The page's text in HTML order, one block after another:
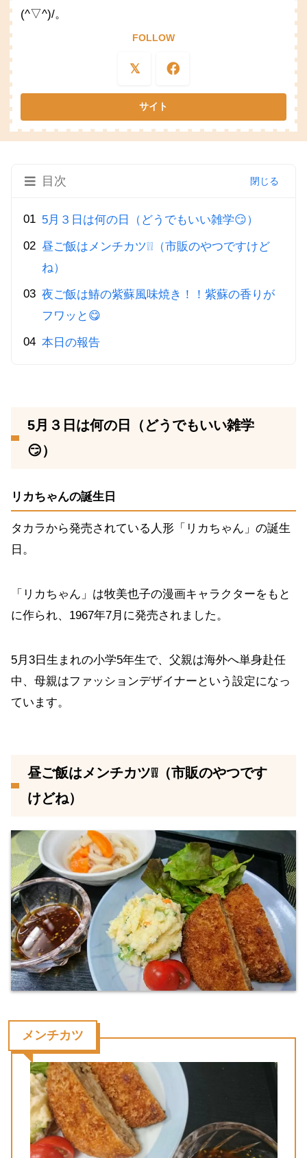
(^▽^)/。
FOLLOW
目次
5月３日は何の日（どうでもいい雑学😏）
昼ご飯はメンチカツ❕❕（市販のやつですけど
ね）
夜ご飯は鰆の紫蘇風味焼き！！紫蘇の香りが
フワッと😋
本日の報告
5月３日は何の日（どうでもいい雑学
😏）
リカちゃんの誕生日
タカラから発売されている人形「リカちゃん」の誕生
日。
「リカちゃん」は牧美也子の漫画キャラクターをもと
に作られ、1967年7月に発売されました。
5月3日生まれの小学5年生で、父親は海外へ単身赴任
中、母親はファッションデザイナーという設定になっ
ています。
昼ご飯はメンチカツ❕❕（市販のやつです
けどね）
メンチカツ